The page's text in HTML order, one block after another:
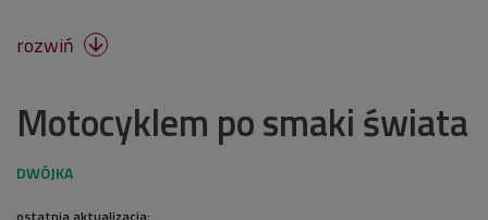
rozwiń 
Motocyklem po smaki świata